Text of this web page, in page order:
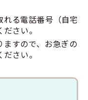
る電話番号（自宅
さい。
すので、お急ぎの
さい。